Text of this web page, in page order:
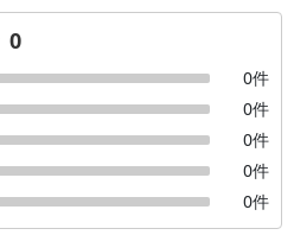
0
0件
0件
0件
0件
0件